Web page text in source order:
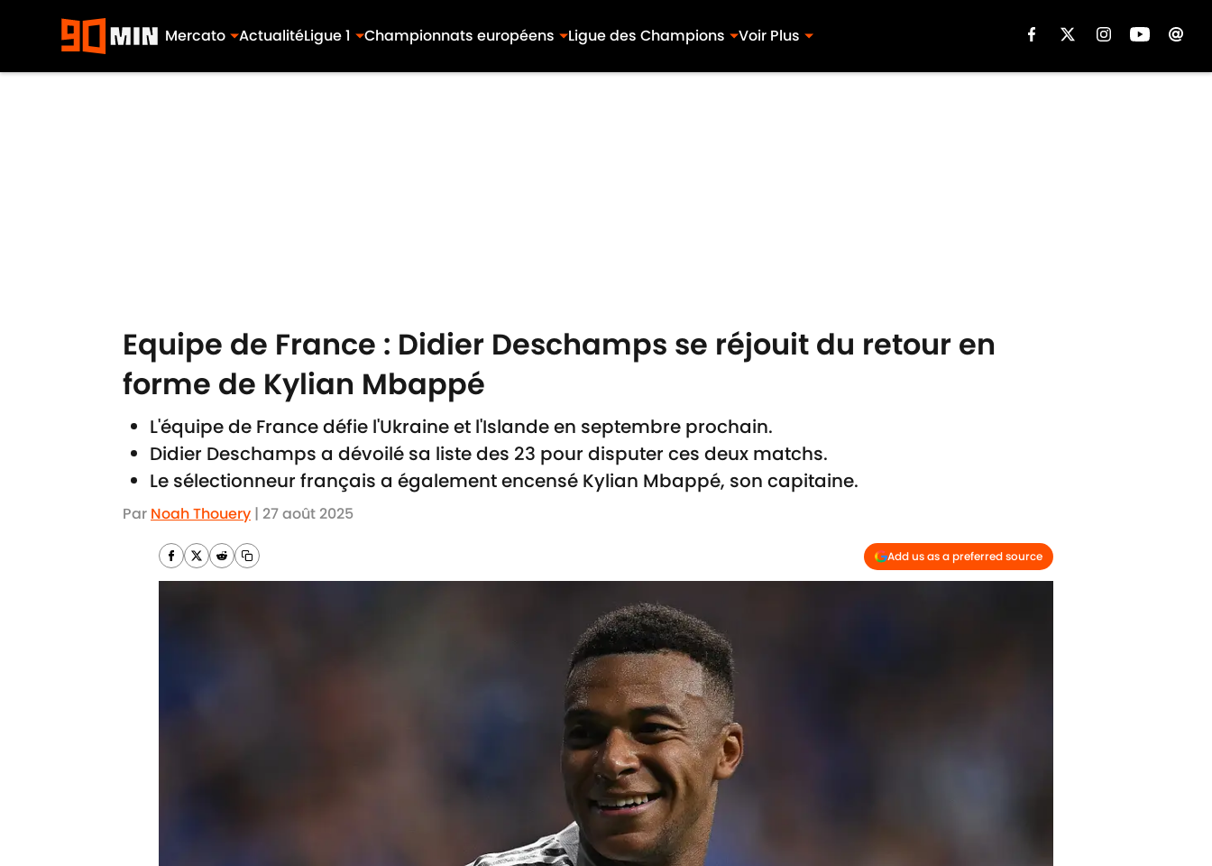
Mercato ActualitéLigue 1 Championnats européens Ligue des Champions Voir Plus
Equipe de France : Didier Deschamps se réjouit du retour en
forme de Kylian Mbappé
L'équipe de France défie l'Ukraine et l'Islande en septembre prochain.
Didier Deschamps a dévoilé sa liste des 23 pour disputer ces deux matchs.
Le sélectionneur français a également encensé Kylian Mbappé, son capitaine.
Par Noah Thouery | 27 août 2025
Add us as a preferred source